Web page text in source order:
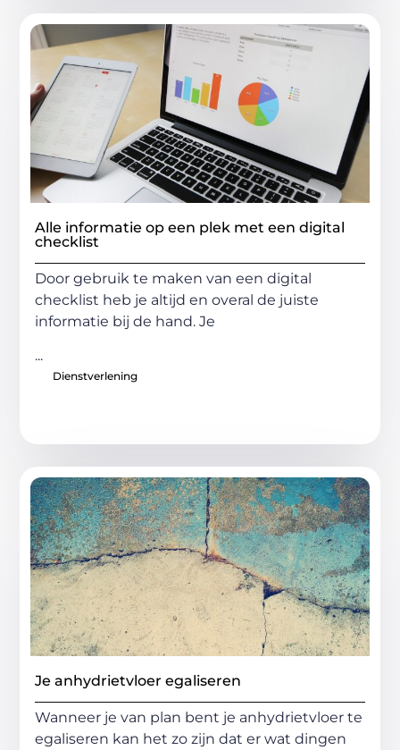
Alle informatie op een plek met een digital
checklist
Door gebruik te maken van een digital
checklist heb je altijd en overal de juiste
informatie bij de hand. Je
...
Dienstverlening
Je anhydrietvloer egaliseren
Wanneer je van plan bent je anhydrietvloer te
egaliseren kan het zo zijn dat er wat dingen